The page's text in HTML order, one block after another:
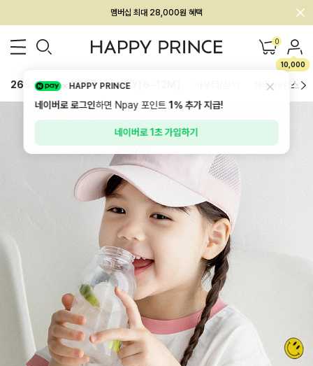
회원전용 아울렛, 가입하면 ~60% 할인!
멤버십 최대 28,000원 혜택 0
10,000
26SS 신상 BEST BABY[6~12M] 하의/레깅스
HAPPY PRINCE
네이버로 로그인하면 Npay 포인트1%추가 지급!
네이버로 1초 가입하기